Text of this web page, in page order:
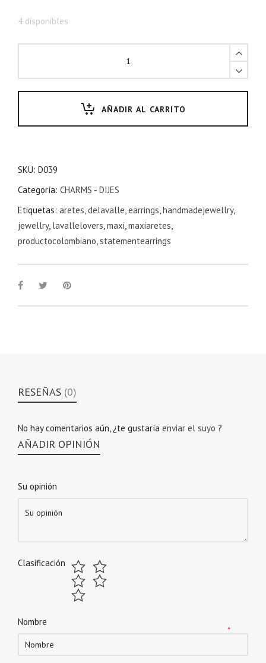
4 disponibles
AÑADIR AL CARRITO
SKU: D039
Categoría: CHARMS - DIJES
Etiquetas: aretes,delavalle,earrings,handmadejewellry,
jewellry, lavallelovers,maxi,maxiaretes,
productocolombiano,statementearrings
RESEÑAS (0)
No hay comentarios aún, ¿te gustaría enviar el suyo ?
AÑADIR OPINIÓN
Su opinión
Clasificación
Nombre
*